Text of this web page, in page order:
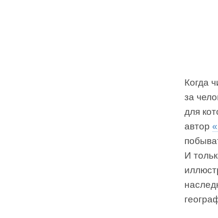
Когда
за
для
автор
И